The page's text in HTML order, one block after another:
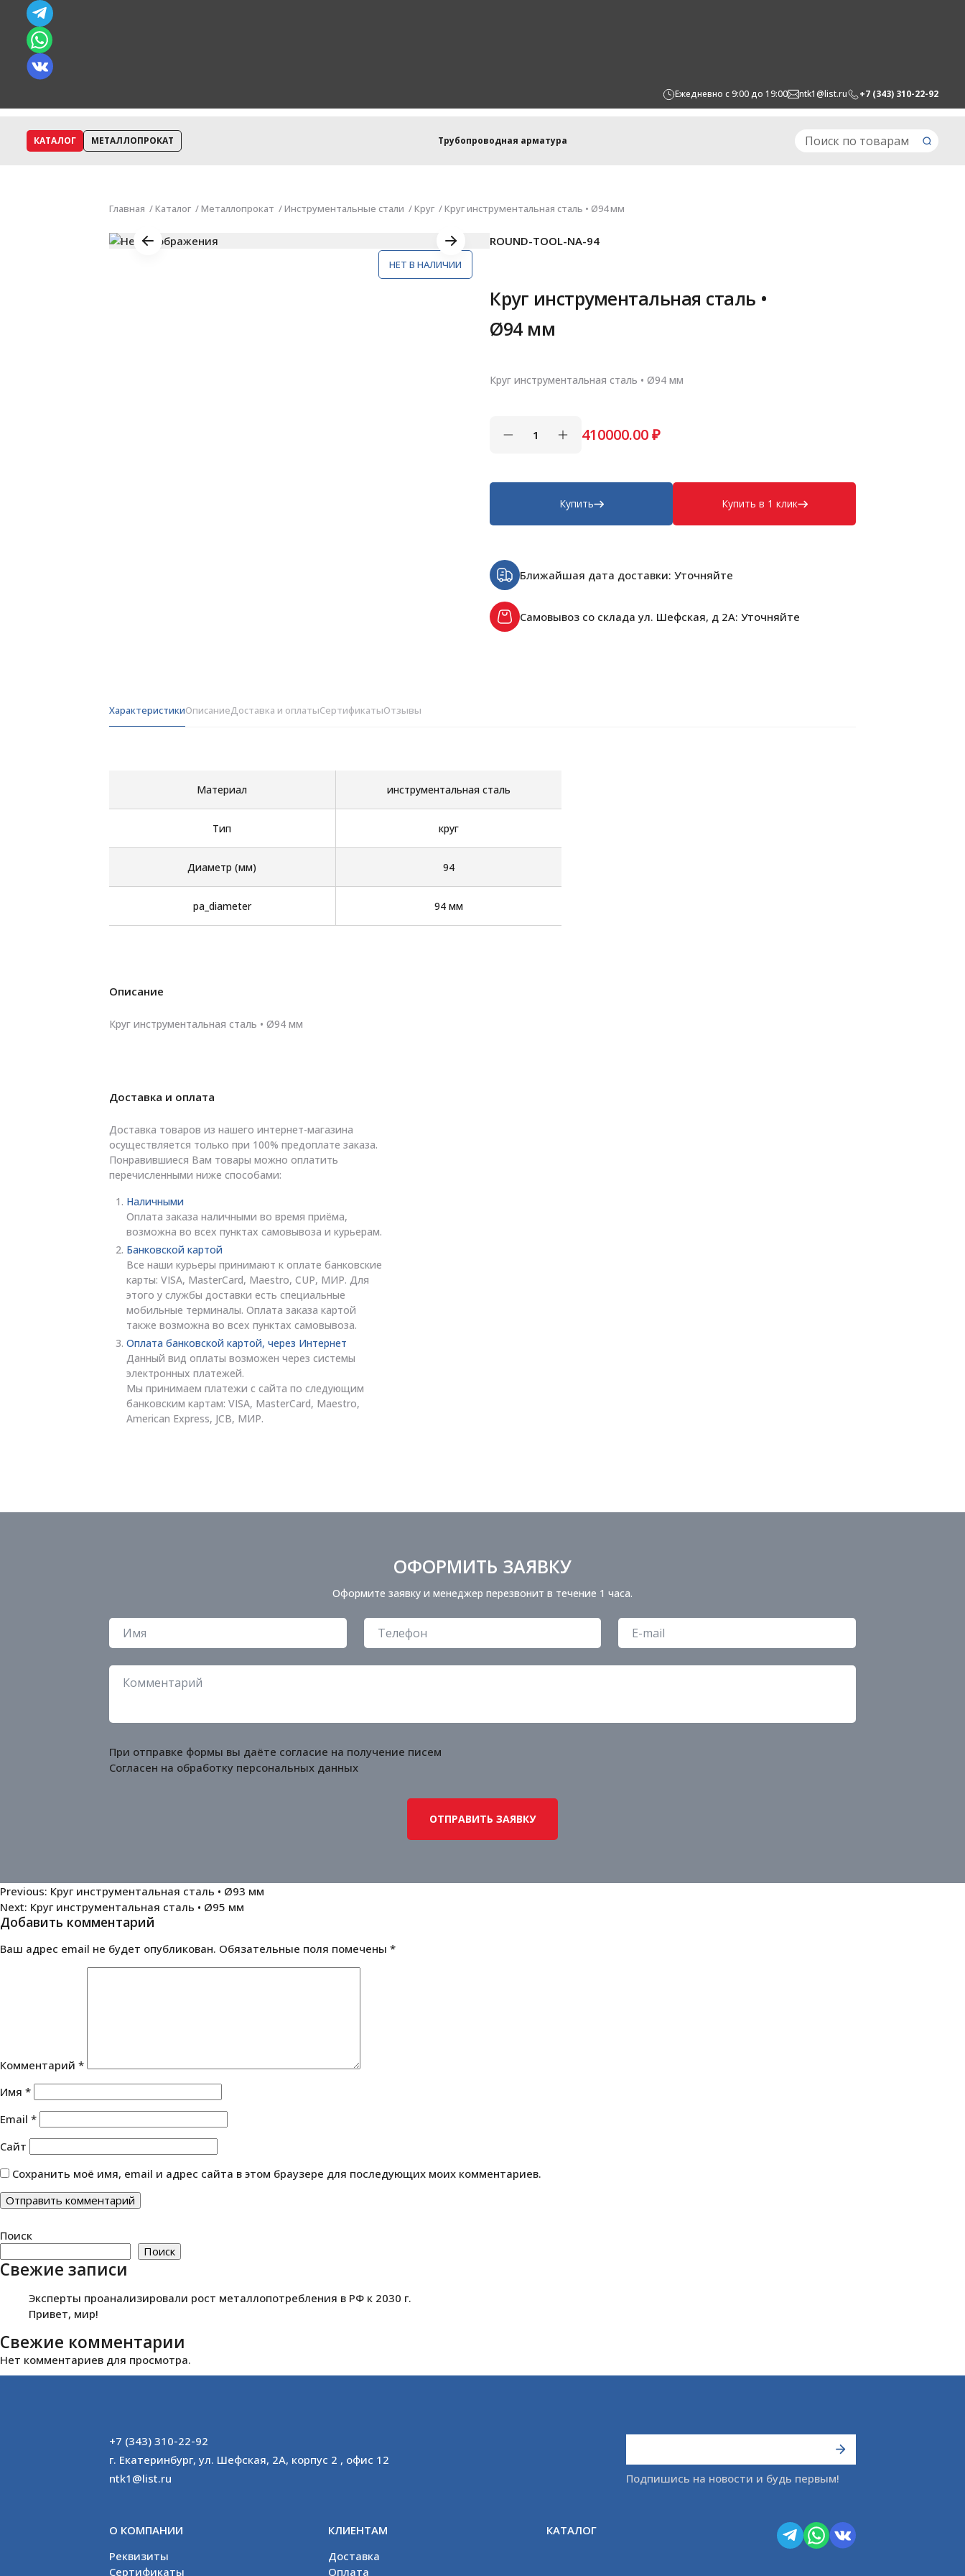
Ежедневно с 9:00 до 19:00 ntk1@list.ru +7 (343) 310-22-92
КАТАЛОГ МЕТАЛЛОПРОКАТ Трубопроводная арматура
Главная Каталог Металлопрокат Инструментальные стали Круг Круг инструментальная сталь • Ø94 мм
НЕТ В НАЛИЧИИ
ROUND-TOOL-NA-94
Круг инструментальная сталь •
Ø94 мм
Круг инструментальная сталь • Ø94 мм
410000.00₽
Купить Купить в 1 клик
Ближайшая дата доставки: Уточняйте
Самовывоз со склада ул. Шефская, д 2А: Уточняйте
ХарактеристикиОписаниеДоставка и оплатыСертификатыОтзывы
Материал инструментальная сталь
Тип круг
Диаметр (мм) 94
pa_diameter 94 мм
Описание
Круг инструментальная сталь • Ø94 мм
Доставка и оплата
Доставка товаров из нашего интернет-магазина
осуществляется только при 100% предоплате заказа.
Понравившиеся Вам товары можно оплатить
перечисленными ниже способами:
Наличными
Оплата заказа наличными во время приёма,
возможна во всех пунктах самовывоза и курьерам.
Банковской картой
Все наши курьеры принимают к оплате банковские
карты: VISA, MasterCard, Maestro, CUP, МИР. Для
этого у службы доставки есть специальные
мобильные терминалы. Оплата заказа картой
также возможна во всех пунктах самовывоза.
Оплата банковской картой, через Интернет
Данный вид оплаты возможен через системы
электронных платежей.
Мы принимаем платежи с сайта по следующим
банковским картам: VISA, MasterCard, Maestro,
American Express, JCB, МИР.
ОФОРМИТЬ ЗАЯВКУ
Оформите заявку и менеджер перезвонит в течение 1 часа.
При отправке формы вы даёте согласие на получение писем
Согласен на обработку персональных данных
Навигация
по
записям
Previous: Круг инструментальная сталь • Ø93 мм
Next: Круг инструментальная сталь • Ø95 мм
Добавить комментарий
Ваш адрес email не будет опубликован. Обязательные поля помечены *
Комментарий *
Имя *
Email *
Сайт
Сохранить моё имя, email и адрес сайта в этом браузере для последующих моих комментариев.
Поиск
Поиск
Свежие записи
Эксперты проанализировали рост металлопотребления в РФ к 2030 г.
Привет, мир!
Свежие комментарии
Нет комментариев для просмотра.
+7 (343) 310-22-92
г. Екатеринбург, ул. Шефская, 2А, корпус 2 , офис 12
ntk1@list.ru
Подпишись на новости и будь первым!
О КОМПАНИИ
Реквизиты
Сертификаты
КЛИЕНТАМ
Доставка
Оплата
КАТАЛОГ